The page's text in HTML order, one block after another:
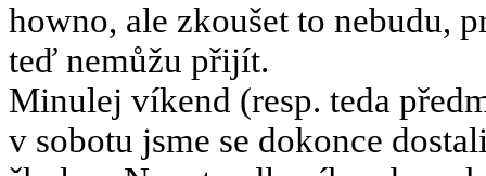
howno, ale zkoušet to nebudu,
teď nemůžu přijít.
Minulej víkend (resp. teda
v sobotu jsme se dokonce